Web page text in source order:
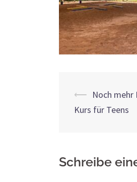
⟵ Noch
Kurs für Teens
Schreibe